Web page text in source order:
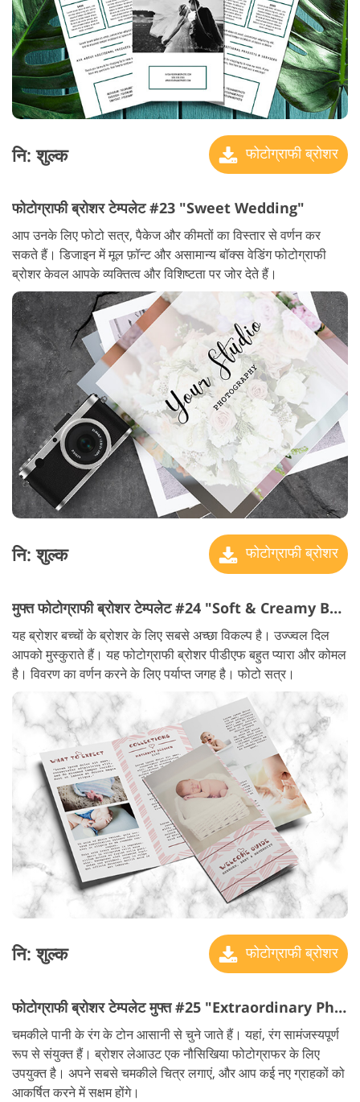
नि: शुल्क फोटोग्राफी ब्रोशर
फोटोग्राफी ब्रोशर टेम्पलेट #23 "Sweet Wedding"
आप उनके लिए फोटो सत्र, पैकेज और कीमतों का विस्तार से वर्णन कर
सकते हैं। डिजाइन में मूल फ़ॉन्ट और असामान्य बॉक्स वेडिंग फोटोग्राफी
ब्रोशर केवल आपके व्यक्तित्व और विशिष्टता पर जोर देते हैं।
नि: शुल्क फोटोग्राफी ब्रोशर
मुफ्त फोटोग्राफी ब्रोशर टेम्पलेट #24 "Soft & Creamy Baby"
यह ब्रोशर बच्चों के ब्रोशर के लिए सबसे अच्छा विकल्प है। उज्ज्वल दिल
आपको मुस्कुराते हैं। यह फोटोग्राफी ब्रोशर पीडीएफ बहुत प्यारा और कोमल
है। विवरण का वर्णन करने के लिए पर्याप्त जगह है। फोटो सत्र।
नि: शुल्क फोटोग्राफी ब्रोशर
फोटोग्राफी ब्रोशर टेम्पलेट मुफ्त #25 "Extraordinary Photography"
चमकीले पानी के रंग के टोन आसानी से चुने जाते हैं। यहां, रंग सामंजस्यपूर्ण
रूप से संयुक्त हैं। ब्रोशर लेआउट एक नौसिखिया फोटोग्राफर के लिए
उपयुक्त है। अपने सबसे चमकीले चित्र लगाएं, और आप कई नए ग्राहकों को
आकर्षित करने में सक्षम होंगे।